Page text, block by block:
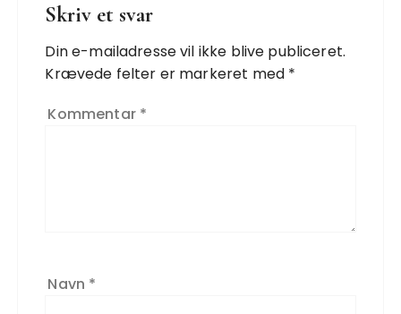
Skriv et svar
Din e-mailadresse vil ikke blive publiceret.
Krævede felter er markeret med *
Kommentar *
Navn *